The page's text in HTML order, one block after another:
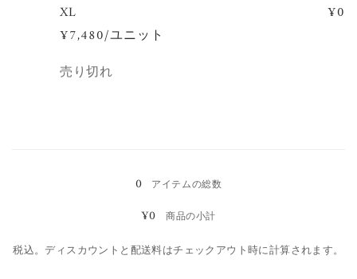
XL
¥7,480/ユニット
¥0
数
売り切れ
中…
0 アイテムの総数
¥0 商品の小計
税込。ディスカウントと配送料はチェックアウト時に計算されます。